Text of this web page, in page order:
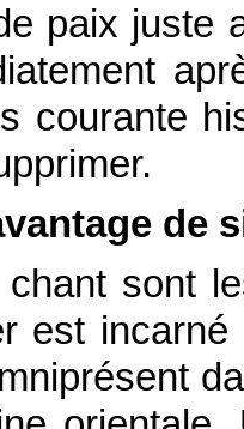
paix juste
courante
de
sont
est